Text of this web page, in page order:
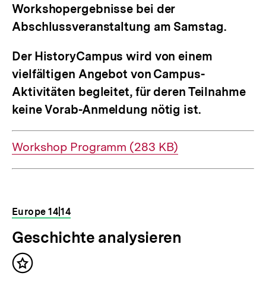
Workshopergebnisse bei der
Abschlussveranstaltung am Samstag.
Der HistoryCampus wird von einem
vielfältigen Angebot von Campus-
Aktivitäten begleitet, für deren Teilnahme
keine Vorab-Anmeldung nötig ist.
Interner
Link:
Workshop Programm (283 KB)
Europe 14|14
Geschichte analysieren
Inhalt